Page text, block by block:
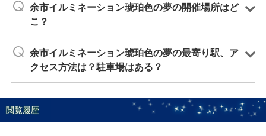
余市イルミネーション琥珀色の夢の開催場所はど
こ？
余市イルミネーション琥珀色の夢の最寄り駅、ア
クセス方法は？駐車場はある？
閲覧履歴